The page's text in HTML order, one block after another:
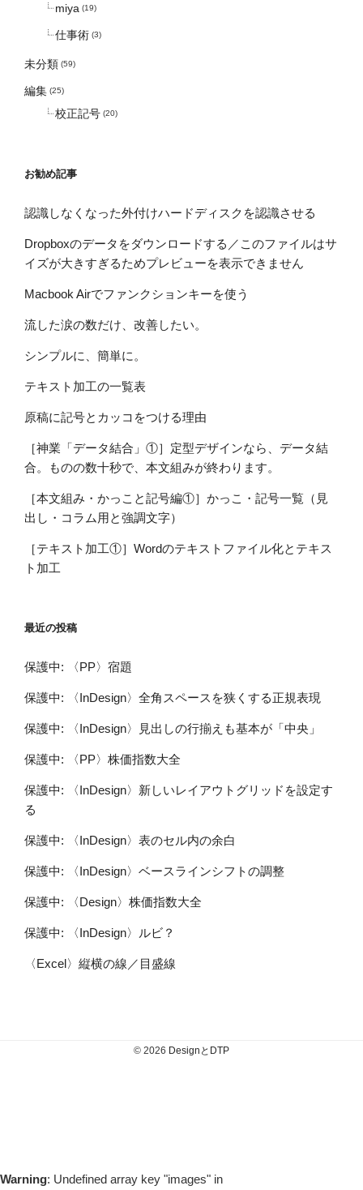
miya (19)
仕事術 (3)
未分類 (59)
編集 (25)
校正記号 (20)
お勧め記事
認識しなくなった外付けハードディスクを認識させる
Dropboxのデータをダウンロードする／このファイルはサ
イズが大きすぎるためプレビューを表示できません
Macbook Airでファンクションキーを使う
流した涙の数だけ、改善したい。
シンプルに、簡単に。
テキスト加工の一覧表
原稿に記号とカッコをつける理由
［神業「データ結合」①］定型デザインなら、データ結
合。ものの数十秒で、本文組みが終わります。
［本文組み・かっこと記号編①］かっこ・記号一覧（見
出し・コラム用と強調文字）
［テキスト加工①］Wordのテキストファイル化とテキス
ト加工
最近の投稿
保護中: 〈PP〉宿題
保護中: 〈InDesign〉全角スペースを狭くする正規表現
保護中: 〈InDesign〉見出しの行揃えも基本が「中央」
保護中: 〈PP〉株価指数大全
保護中: 〈InDesign〉新しいレイアウトグリッドを設定す
る
保護中: 〈InDesign〉表のセル内の余白
保護中: 〈InDesign〉ベースラインシフトの調整
保護中: 〈Design〉株価指数大全
保護中: 〈InDesign〉ルビ？
〈Excel〉縦横の線／目盛線
© 2026 DesignとDTP
Warning: Undefined array key "images" in